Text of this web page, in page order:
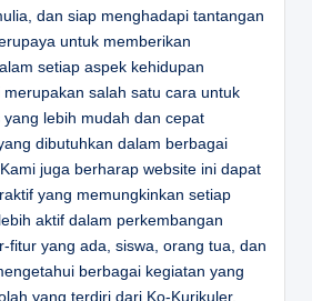
dan siap menghadapi tantangan
untuk memberikan
setiap aspek kehidupan
salah satu cara untuk
lebih mudah dan cepat
dibutuhkan dalam berbagai
juga berharap website ini dapat
yang memungkinkan setiap
aktif dalam perkembangan
fitur yang ada, siswa, orang tua, dan
berbagai kegiatan yang
yang terdiri dari Ko-Kurikuler,